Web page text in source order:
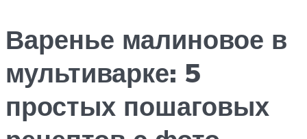
Варенье малиновое в
мультиварке: 5
простых пошаговых